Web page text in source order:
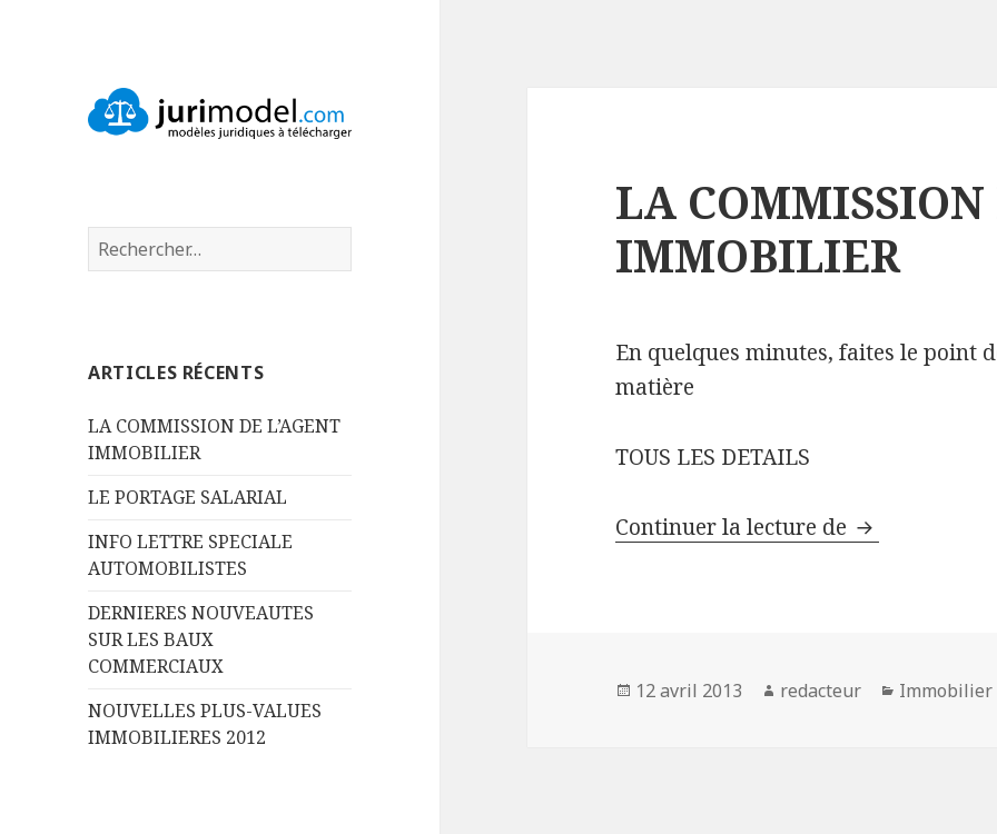
Rechercher :
ARTICLES RÉCENTS
LA COMMISSION DE L’AGENT
IMMOBILIER
LE PORTAGE SALARIAL
INFO LETTRE SPECIALE
AUTOMOBILISTES
DERNIERES NOUVEAUTES
SUR LES BAUX
COMMERCIAUX
NOUVELLES PLUS-VALUES
IMMOBILIERES 2012
LA COMMISSION
IMMOBILIER
En quelques minutes, faites le point
matière
TOUS LES DETAILS
Continuer la lecture de LA
Publié
12 avril 2013 Auteur
redacteur Catégories
Immobilier